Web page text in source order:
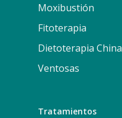
Moxibustión
Fitoterapia
Dietoterapia China
Ventosas
Tratamientos